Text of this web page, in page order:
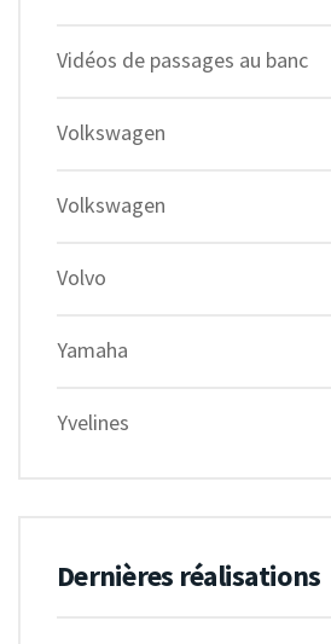
Vidéos de passages au banc
Volkswagen
Volkswagen
Volvo
Yamaha
Yvelines
Dernières réalisations